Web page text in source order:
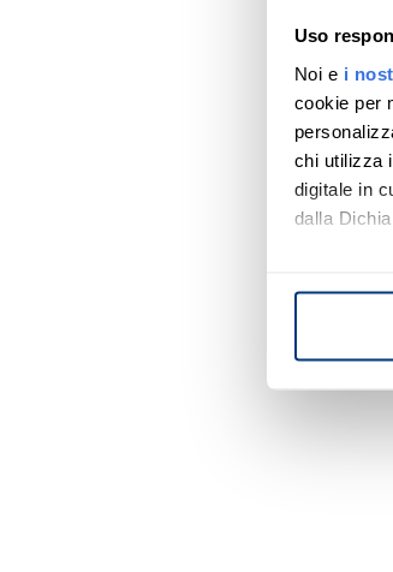
Uso
Noi e i
cookie per
chi utilizza
digitale in
dalla